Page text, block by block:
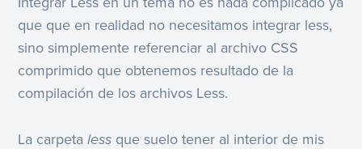
que que en realidad no necesitamos integrar less,
sino simplemente referenciar al archivo CSS
comprimido que obtenemos resultado de la
compilación de los archivos Less.
La carpetaless que suelo tener al interior de mis